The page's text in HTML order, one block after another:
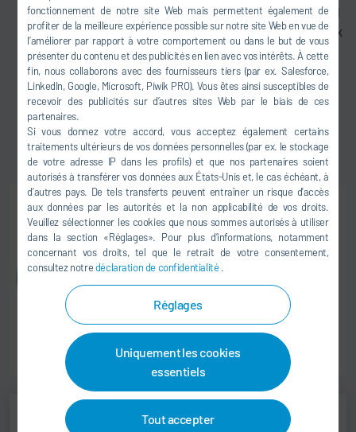
fonctionnement de notre site Web mais permettent également de
profiter de la meilleure expérience possible sur notre site Web en vue de
l’améliorer par rapport à votre comportement ou dans le but de vous
présenter du contenu et des publicités en lien avec vos intérêts. À cette
fin, nous collaborons avec des fournisseurs tiers (par ex. Salesforce,
LinkedIn, Google, Microsoft, Piwik PRO). Vous êtes ainsi susceptibles de
recevoir des publicités sur d’autres sites Web par le biais de ces
partenaires.
Si vous donnez votre accord, vous acceptez également certains
traitements ultérieurs de vos données personnelles (par ex. le stockage
de votre adresse IP dans les profils) et que nos partenaires soient
autorisés à transférer vos données aux États-Unis et, le cas échéant, à
d’autres pays. De tels transferts peuvent entraîner un risque d’accès
aux données par les autorités et la non applicabilité de vos droits.
Veuillez sélectionner les cookies que nous sommes autorisés à utiliser
dans la section «Réglages». Pour plus d’informations, notamment
concernant vos droits, tel que le retrait de votre consentement,
consultez notredéclaration de confidentialité .
Réglages
Uniquement les cookies
essentiels
Tout accepter
Qualité des produits garantie : à tout moment, le profil
de température de l'étuve correspond exactement aux
prescriptions relatives au procédé et la part d'air frais
par carrosserie est respectée de manière
ininterrompue
Prise en compte du condensat et des aspects
sécuritaires
Commande intelligente via un système intelligent au
rapport qualité-prix intéressant